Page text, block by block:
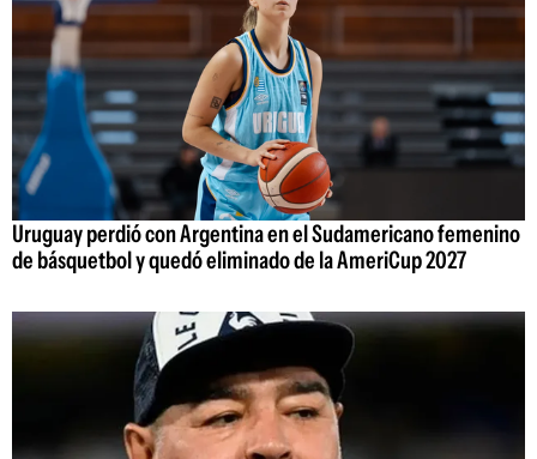
Uruguay perdió con Argentina en el Sudamericano femenino
de básquetbol y quedó eliminado de la AmeriCup 2027